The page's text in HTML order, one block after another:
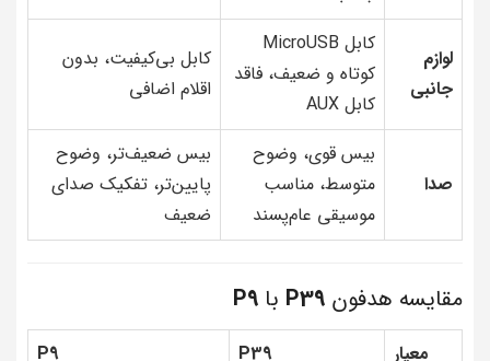
لوازم
جانبی
کابل MicroUSB
کوتاه و ضعیف، فاقد
کابل AUX
کابل بی‌کیفیت، بدون
اقلام اضافی
صدا
بیس قوی، وضوح
متوسط، مناسب
موسیقی عام‌پسند
بیس ضعیف‌تر، وضوح
پایین‌تر، تفکیک صدای
ضعیف
مقایسه هدفون P39 با P9
معیار P39
P9